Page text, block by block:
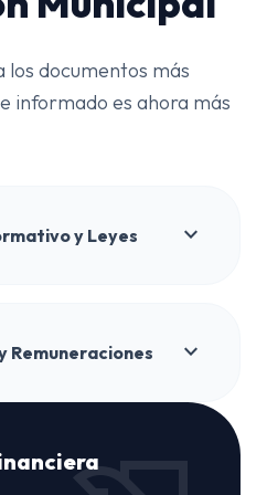
documentos más
informado es ahora más
y Leyes expand_more
Remuneraciones expand_more